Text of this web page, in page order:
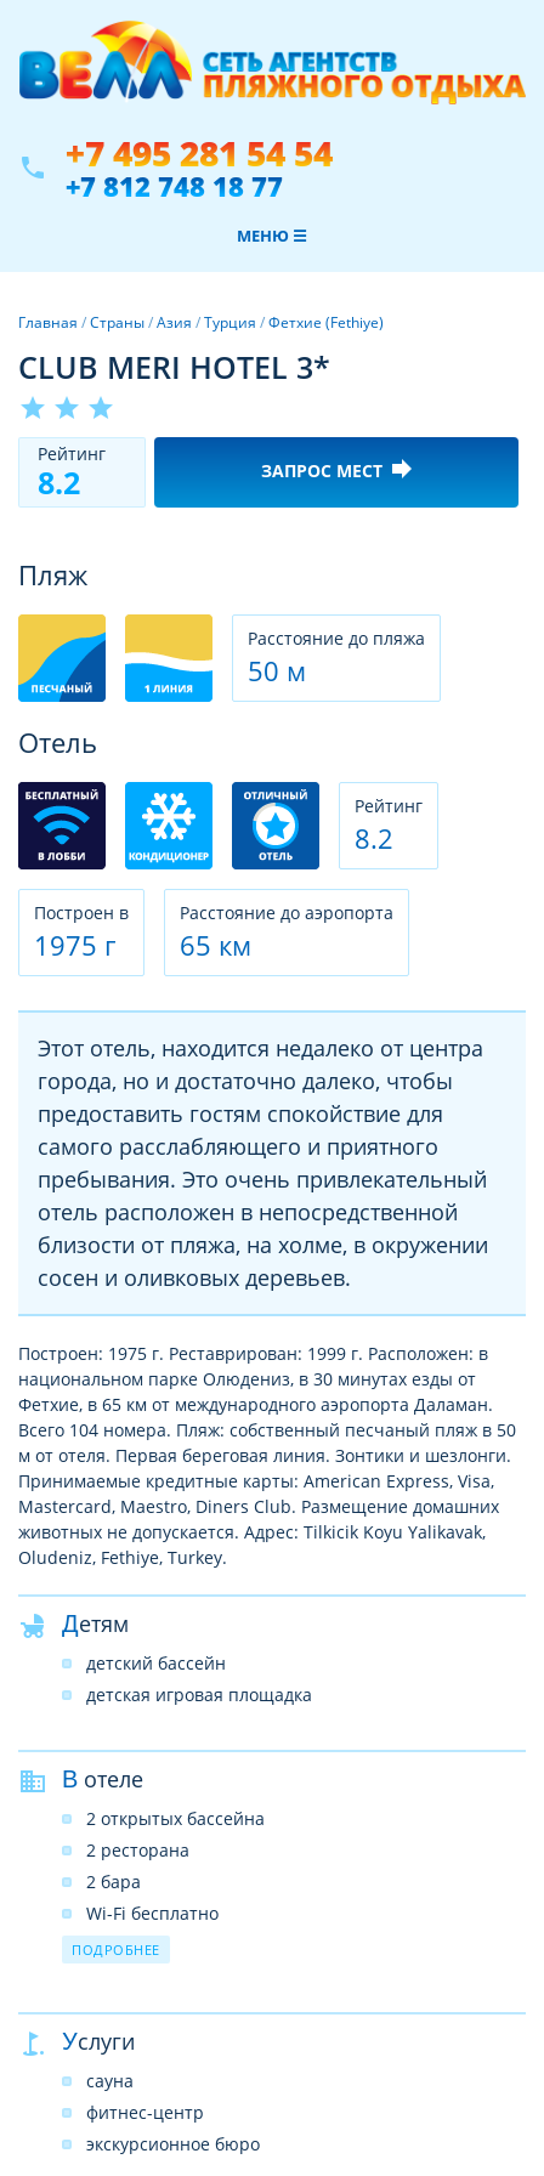
phone +7 495 281 54 54
+7 812 748 18 77
МЕНЮ ☰
Главная /Страны/Азия /Турция /Фетхие (Fethiye)
CLUB MERI HOTEL 3*
star star star
Рeйтинг
8.2 ЗАПРОС МЕСТ forward
Пляж
Расстояние до пляжа
50 м
Отель
Рeйтинг
8.2
Построен в
1975 г
Расстояние до аэропорта
65 км
Этот отель, находится недалеко от центра
города, но и достаточно далеко, чтобы
предоставить гостям спокойствие для
самого расслабляющего и приятного
пребывания. Это очень привлекательный
отель расположен в непосредственной
близости от пляжа, на холме, в окружении
сосен и оливковых деревьев.
Построен: 1975 г. Реставрирован: 1999 г. Расположен: в
национальном парке Олюдениз, в 30 минутах езды от
Фетхие, в 65 км от международного аэропорта Даламан.
Всего 104 номера. Пляж: собственный песчаный пляж в 50
м от отеля. Первая береговая линия. Зонтики и шезлонги.
Принимаемые кредитные карты: American Express, Visa,
Mastercard, Maestro, Diners Club. Размещение домашних
животных не допускается. Адрес: Tilkicik Koyu Yalikavak,
Oludeniz, Fethiye, Turkey.
Детям
детский бассейн
детская игровая площадка
В отеле
2 открытых бассейна
2 ресторана
2 бара
Wi-Fi бесплатно
парковка бесплатно
прачечная
ПОДРОБНЕЕ
Услуги
сауна
фитнес-центр
экскурсионное бюро